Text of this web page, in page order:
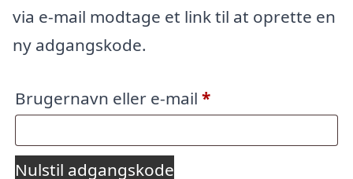
via e-mail modtage et link til at oprette en
ny adgangskode.
Brugernavn eller e-mail *Påkrævet
Nulstil adgangskode